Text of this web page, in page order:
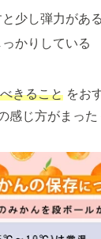
少し弾力がある
かりしている
きること をお
感じ方がまっ